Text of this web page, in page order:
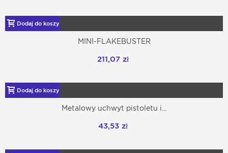
Dodaj do koszyka
MINI-FLAKEBUSTER
211,07 zł
Dodaj do koszyka
Metalowy uchwyt pistoletu i...
43,53 zł